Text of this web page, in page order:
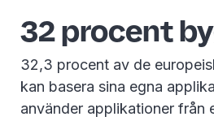
32 procent
32,3 procent av de
kan basera sina egna
använder applikationer från